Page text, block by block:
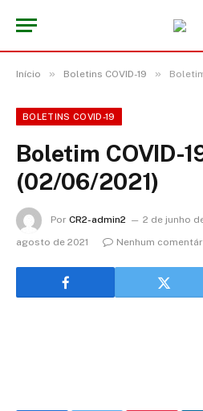
Início » Boletins COVID-19 »
BOLETINS COVID-19
Boletim COVID-
(02/06/2021)
Por CR2-admin2 2 de junho
agosto de 2021
Nenhum